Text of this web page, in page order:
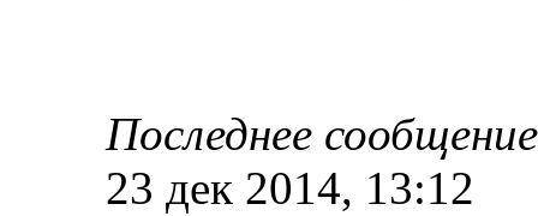
Последнее сообщение
23 дек 2014, 13:12